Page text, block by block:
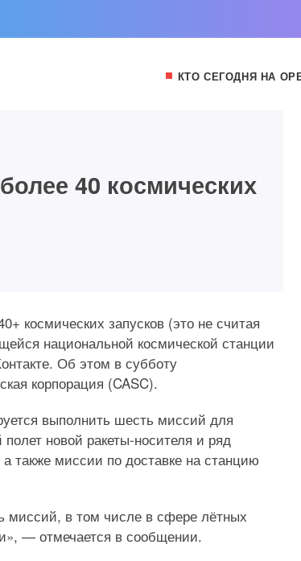
КТО СЕГОДНЯ НА
40 космических
космических запусков (это не считая
национальной космической станции
Об этом в субботу
корпорация (CASC).
выполнить шесть миссий для
новой ракеты-носителя и ряд
также миссии по доставке на станцию
миссий, в том числе в сфере лётных
— отмечается в сообщении.